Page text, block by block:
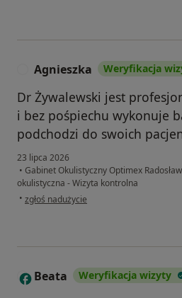
Agnieszka Weryfikacja
Dr Żywalewski jest
i bez pośpiechu wykonuje
podchodzi do swoich
23 lipca 2026
• Gabinet Okulistyczny Optimex
okulistyczna - Wizyta kontrolna
• w opinii użytkownika Agnieszka
zgłoś nadużycie
B Beata Weryfikacja wizyty